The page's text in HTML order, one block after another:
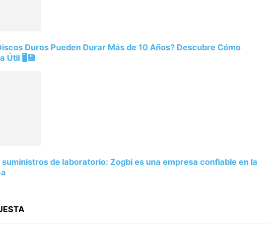
Duros Pueden Durar Más de 10 Años? Descubre Cómo
Útil 🖥️💾
de laboratorio: Zogbi es una empresa confiable en la